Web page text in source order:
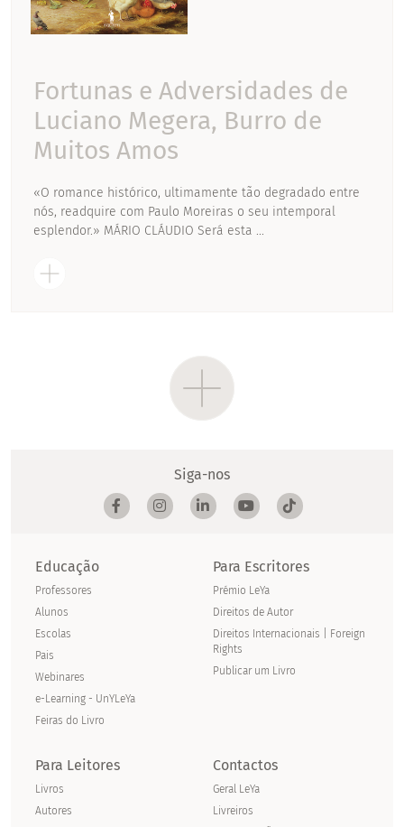
Fortunas e Adversidades de
Luciano Megera, Burro de
Muitos Amos
«O romance histórico, ultimamente tão degradado entre
nós, readquire com Paulo Moreiras o seu intemporal
esplendor.» MÁRIO CLÁUDIO Será esta ...
Siga-nos
Educação
Professores
Alunos
Escolas
Pais
Webinares
e-Learning - UnYLeYa
Feiras do Livro
Para Escritores
Prémio LeYa
Direitos de Autor
Direitos Internacionais | Foreign
Rights
Publicar um Livro
Para Leitores
Livros
Autores
Contactos
Geral LeYa
Livreiros